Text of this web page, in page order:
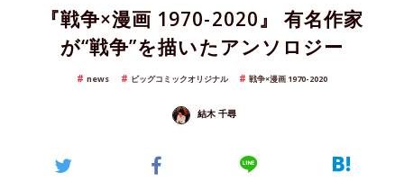
『戦争×漫画 1970-2020』 有名作家
が“戦争”を描いたアンソロジー
news ビッグコミックオリジナル 戦争×漫画 1970-2020
結木 千尋